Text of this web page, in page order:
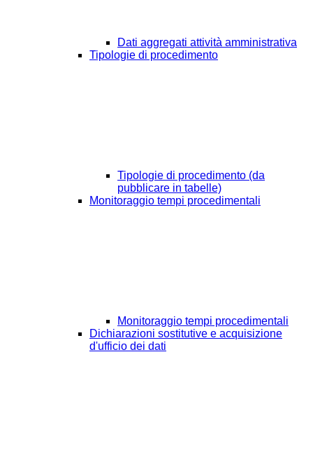
Dati aggregati attività amministrativa
Tipologie di procedimento
Tipologie di procedimento (da
pubblicare in tabelle)
Monitoraggio tempi procedimentali
Monitoraggio tempi procedimentali
Dichiarazioni sostitutive e acquisizione
d'ufficio dei dati